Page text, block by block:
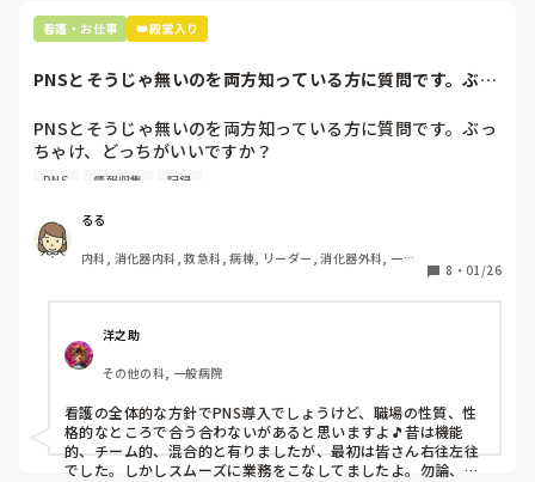
市長さんは、
患者さんに迷惑かけたわけじゃないから大丈夫、
自分が情けなくて情けなくて😭
こんなバカな私をせめて笑い飛ばしてください笑
看護・お仕事 👑殿堂入り
PNSとそうじゃ無いのを両方知っている方に質問です。ぶっ
PNSとそうじゃ無いのを両方知っている方に質問です。ぶっ
ちゃけ、どっちがいいですか？
後、PNSを廃止しました。
私は、そのPNSを廃止した病棟からまだPNSをやっている病
棟に9月に異動してきました。
じざるを得ませんでした。
色々な病棟に入院したことのある患者さんも、「(私が異動
する前の病棟の方が)新人が患者から見てもよく動けてた
よ」と言っていました。
現病棟はPNSだけれども、結局は忙しくて、新人の面倒を見
てられず、清潔ケアや単純に点滴を繋げてくるなど、簡単な
仕事しか新人にさせていませんでした。PNSを廃止した病棟
では、イベントは必ずと言っていいほど新人に担当させて、
PNS 情報収集 記録
るる
内科, 消化器内科, 救急科, 病棟, リーダー, 消化器外科, 一般
8 ・ 01/26
洋之助
その他の科, 一般病院
看護の全体的な方針でPNS導入でしょうけど、職場の性質、性
格的なところで合う合わないがあると思いますよ🎵昔は機能
的、チーム的、混合的と有りましたが、最初は皆さん右往左往
でした。しかしスムーズに業務をこなしてましたよ。勿論、指